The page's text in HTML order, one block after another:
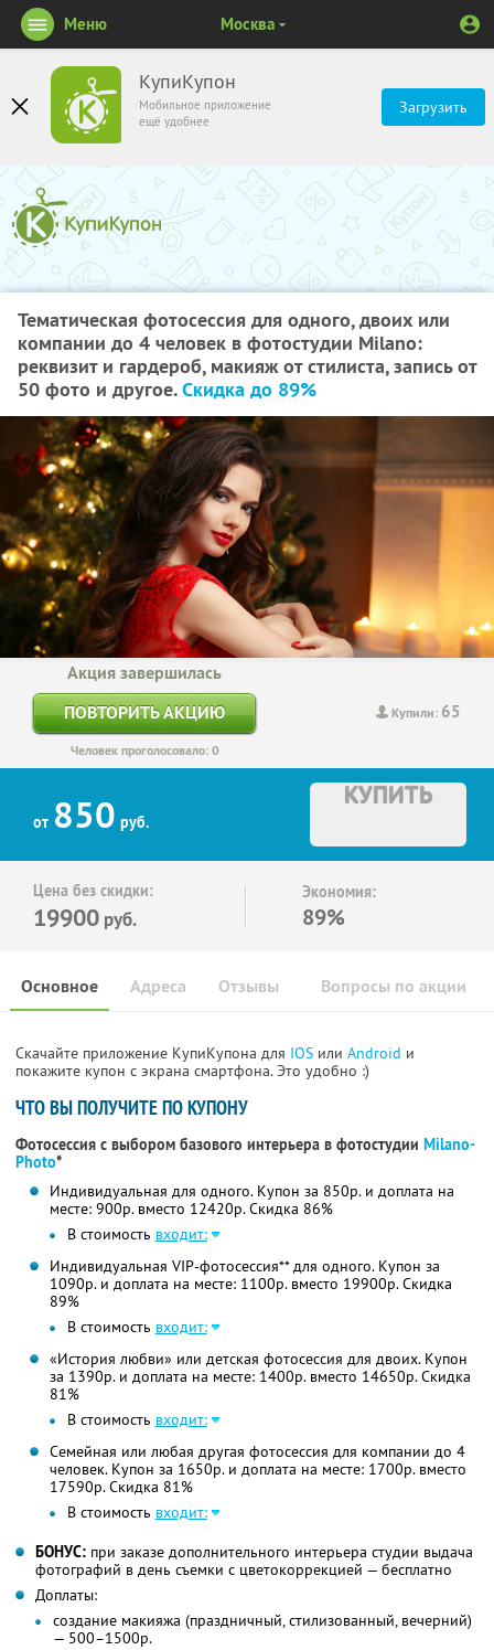
КупиКупон
Мобильное приложение
ещё удобнее
Загрузить
Меню Москва
Тематическая фотосессия для одного, двоих или
компании до 4 человек в фотостудии Milano:
реквизит и гардероб, макияж от стилиста, запись от
50 фото и другое.Скидка до 89%
Купили: 65
Акция завершилась
ПОВТОРИТЬ АКЦИЮ
Человек проголосовало: 0
от 850 руб.
КУПИТЬ
Цена без скидки:
19900 руб.
Экономия:
89%
Основное Отзывы Вопросы по акции
Адреса
Скачайте приложение КупиКупона для IOS или Android и
покажите купон с экрана смартфона. Это удобно :)
ЧТО ВЫ ПОЛУЧИТЕ ПО КУПОНУ
Фотосессия с выбором базового интерьера в фотостудии Milano-
Photo*
Индивидуальная для одного. Купон за 850р. и доплата на
месте: 900р. вместо 12420р. Скидка 86%
В стоимость входит:
Индивидуальная VIP-фотосессия** для одного. Купон за
1090р. и доплата на месте: 1100р. вместо 19900р. Скидка
89%
В стоимость входит:
«История любви» или детская фотосессия для двоих. Купон
за 1390р. и доплата на месте: 1400р. вместо 14650р. Скидка
81%
В стоимость входит:
Семейная или любая другая фотосессия для компании до 4
человек. Купон за 1650р. и доплата на месте: 1700р. вместо
17590р. Скидка 81%
В стоимость входит:
БОНУС: при заказе дополнительного интерьера студии выдача
фотографий в день съемки с цветокоррекцией — бесплатно
Доплаты:
создание макияжа (праздничный, стилизованный, вечерний)
— 500–1500р.